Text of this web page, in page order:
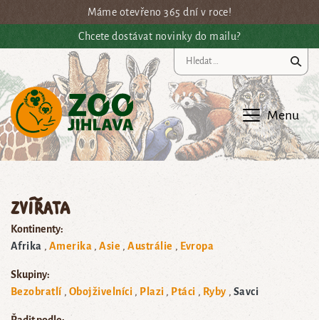
Přejít na hlavní obsahMáme otevřeno 365 dní v roce!
Chcete dostávat novinky do mailu?
Menu
Zvířata
Kontinenty:
Afrika
Amerika Asie Austrálie Evropa
Skupiny:
Bezobratlí
Obojživelníci Plazi Ptáci Ryby Savci